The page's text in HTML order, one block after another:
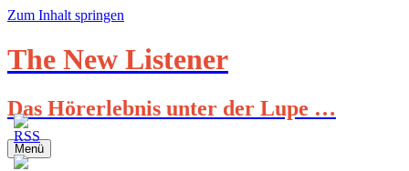
Zum Inhalt springen
The New Listener
Das Hörerlebnis unter der Lupe …
Menü